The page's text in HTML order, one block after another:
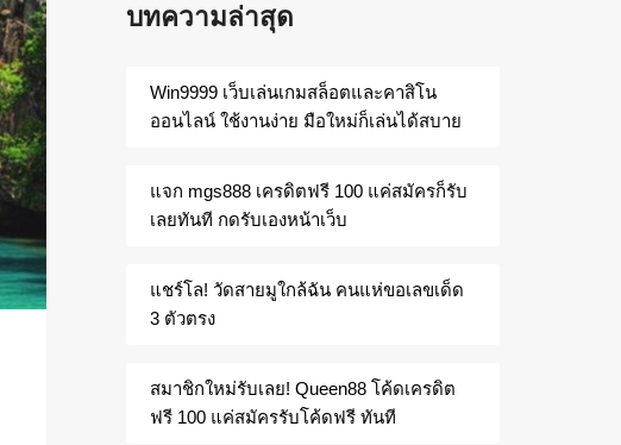
บทความล่าสุด
Win9999 เว็บเล่นเกมสล็อตและคาสิโน
ออนไลน์ ใช้งานง่าย มือใหม่ก็เล่นได้สบาย
แจก mgs888 เครดิตฟรี 100 แค่สมัครก็รับ
เลยทันที กดรับเองหน้าเว็บ
แชร์โล! วัดสายมูใกล้ฉัน คนแห่ขอเลขเด็ด
3 ตัวตรง
สมาชิกใหม่รับเลย! Queen88 โค้ดเครดิต
ฟรี 100 แค่สมัครรับโค้ดฟรี ทันที